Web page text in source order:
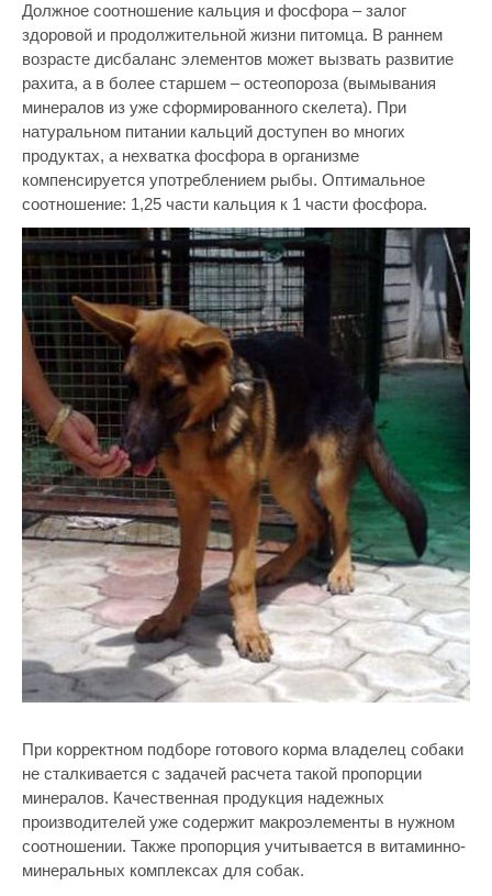
Должное соотношение кальция и фосфора – залог
здоровой и продолжительной жизни питомца. В раннем
возрасте дисбаланс элементов может вызвать развитие
рахита, а в более старшем – остеопороза (вымывания
минералов из уже сформированного скелета). При
натуральном питании кальций доступен во многих
продуктах, а нехватка фосфора в организме
компенсируется употреблением рыбы. Оптимальное
соотношение: 1,25 части кальция к 1 части фосфора.
При корректном подборе готового корма владелец собаки
не сталкивается с задачей расчета такой пропорции
минералов. Качественная продукция надежных
производителей уже содержит макроэлементы в нужном
соотношении. Также пропорция учитывается в витаминно-
минеральных комплексах для собак.